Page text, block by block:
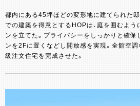
都内にある45坪ほどの変形地に建てられた
での建築を得意とするHOPは、庭を囲むよ
ンを立てた。プライバシーをしっかりと確保
ンを2Fに置くなどし開放感を実現。全館空
級注文住宅を完成させた。